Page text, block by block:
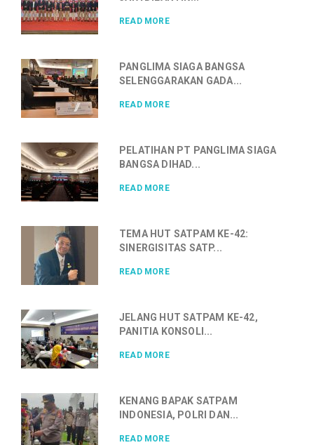
READ MORE
PANGLIMA SIAGA BANGSA
SELENGGARAKAN GADA...
READ MORE
PELATIHAN PT PANGLIMA SIAGA
BANGSA DIHAD...
READ MORE
TEMA HUT SATPAM KE-42:
SINERGISITAS SATP...
READ MORE
JELANG HUT SATPAM KE-42,
PANITIA KONSOLI...
READ MORE
KENANG BAPAK SATPAM
INDONESIA, POLRI DAN...
READ MORE